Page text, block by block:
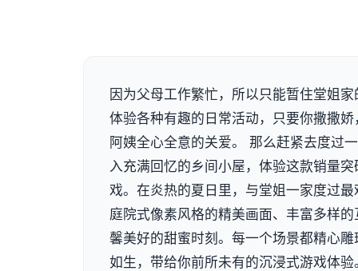
因为父母工作繁忙，所以只能暂住堂姐
体验各种有趣的日常活动，只要你撒撒
阿姨全心全意的关爱。 那么赶紧去度过
入充满回忆的乡间小屋，体验这款销量
戏。在炎热的夏日里，与堂姐一家度过
庭院式像素风格的精美画面、丰富多样
馨美好的甜蜜时刻。每一个场景都精心
如生，带给你前所未有的沉浸式游戏体验